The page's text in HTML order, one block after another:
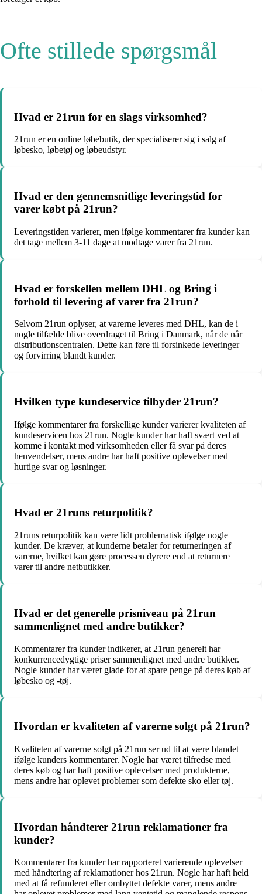
Ofte stillede spørgsmål
Hvad er 21run for en slags virksomhed?
21run er en online løbebutik, der specialiserer sig i salg af
løbesko, løbetøj og løbeudstyr.
Hvad er den gennemsnitlige leveringstid for
varer købt på 21run?
Leveringstiden varierer, men ifølge kommentarer fra kunder kan
det tage mellem 3-11 dage at modtage varer fra 21run.
Hvad er forskellen mellem DHL og Bring i
forhold til levering af varer fra 21run?
Selvom 21run oplyser, at varerne leveres med DHL, kan de i
nogle tilfælde blive overdraget til Bring i Danmark, når de når
distributionscentralen. Dette kan føre til forsinkede leveringer
og forvirring blandt kunder.
Hvilken type kundeservice tilbyder 21run?
Ifølge kommentarer fra forskellige kunder varierer kvaliteten af
kundeservicen hos 21run. Nogle kunder har haft svært ved at
komme i kontakt med virksomheden eller få svar på deres
henvendelser, mens andre har haft positive oplevelser med
hurtige svar og løsninger.
Hvad er 21runs returpolitik?
21runs returpolitik kan være lidt problematisk ifølge nogle
kunder. De kræver, at kunderne betaler for returneringen af
varerne, hvilket kan gøre processen dyrere end at returnere
varer til andre netbutikker.
Hvad er det generelle prisniveau på 21run
sammenlignet med andre butikker?
Kommentarer fra kunder indikerer, at 21run generelt har
konkurrencedygtige priser sammenlignet med andre butikker.
Nogle kunder har været glade for at spare penge på deres køb af
løbesko og -tøj.
Hvordan er kvaliteten af varerne solgt på 21run?
Kvaliteten af varerne solgt på 21run ser ud til at være blandet
ifølge kunders kommentarer. Nogle har været tilfredse med
deres køb og har haft positive oplevelser med produkterne,
mens andre har oplevet problemer som defekte sko eller tøj.
Hvordan håndterer 21run reklamationer fra
kunder?
Kommentarer fra kunder har rapporteret varierende oplevelser
med håndtering af reklamationer hos 21run. Nogle har haft held
med at få refunderet eller ombyttet defekte varer, mens andre